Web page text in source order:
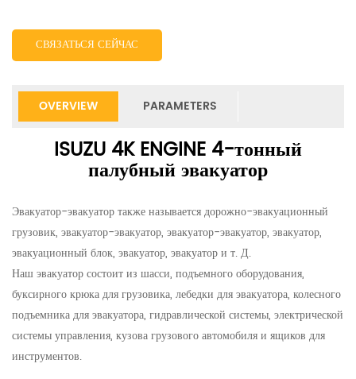
СВЯЗАТЬСЯ СЕЙЧАС
OVERVIEW PARAMETERS
ISUZU 4K ENGINE 4-тонный
палубный эвакуатор
Эвакуатор-эвакуатор также называется дорожно-эвакуационный
грузовик, эвакуатор-эвакуатор, эвакуатор-эвакуатор, эвакуатор,
эвакуационный блок, эвакуатор, эвакуатор и т. Д.
Наш эвакуатор состоит из шасси, подъемного оборудования,
буксирного крюка для грузовика, лебедки для эвакуатора, колесного
подъемника для эвакуатора, гидравлической системы, электрической
системы управления, кузова грузового автомобиля и ящиков для
инструментов.